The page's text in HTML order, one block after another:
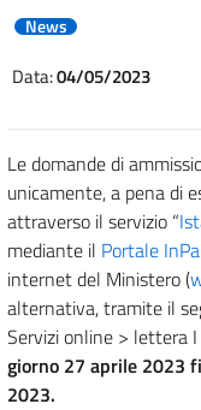
News
Data:04/05/2023
Le domande di
unicamente, a pena di
attraverso il servizio “
mediante il Portale InPa
internet del Ministero (
alternativa, tramite il
Servizi online > lettera
giorno 27 aprile 2023
2023.